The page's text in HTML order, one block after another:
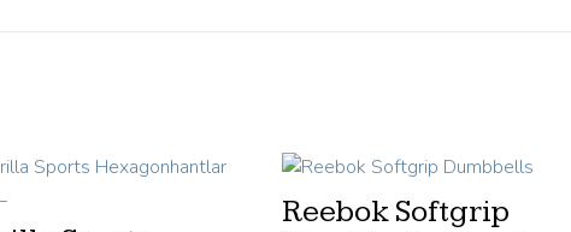
Reebok Softgrip